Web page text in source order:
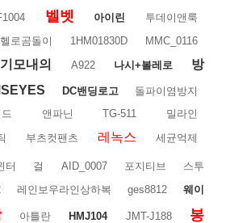
벨벳 아이린
투데이앤룩
헬로곰돌이 1HM01830D
MMC_0116
모내의 A922 나시+볼레로
방
DC밴딩로고
돌파이염방지
앤파닌 TG-511
밀라인
부츠컷팬츠 레녹스 세균억제
터 걸 AID_0007 포지티브
스투
레인보우라인상하복 ges8812 웨이
아틀란 HMJ104 JMT-J188
봉